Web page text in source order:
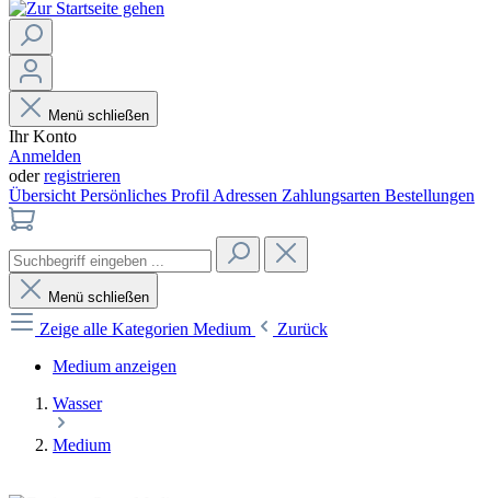
Menü schließen
Ihr Konto
Anmelden
oderregistrieren
Übersicht Persönliches Profil Adressen Zahlungsarten Bestellungen
Menü schließen
Zeige alle Kategorien Medium
Zurück
Medium anzeigen
Wasser
Medium